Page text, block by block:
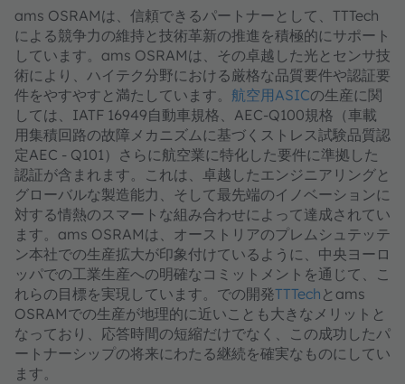
ams OSRAMは、信頼できるパートナーとして、TTTech
による競争力の維持と技術革新の推進を積極的にサポート
しています。ams OSRAMは、その卓越した光とセンサ技
術により、ハイテク分野における厳格な品質要件や認証要
件をやすやすと満たしています。 航空用ASICの生産に関
しては、IATF 16949自動車規格、AEC-Q100規格（車載
用集積回路の故障メカニズムに基づくストレス試験品質認
定AEC - Q101）さらに航空業に特化した要件に準拠した
認証が含まれます。これは、卓越したエンジニアリングと
グローバルな製造能力、そして最先端のイノベーションに
対する情熱のスマートな組み合わせによって達成されてい
ます。ams OSRAMは、オーストリアのプレムシュテッテ
ン本社での生産拡大が印象付けているように、中央ヨーロ
ッパでの工業生産への明確なコミットメントを通じて、こ
れらの目標を実現しています。での開発TTTech とams
OSRAMでの生産が地理的に近いことも大きなメリットと
なっており、応答時間の短縮だけでなく、この成功したパ
ートナーシップの将来にわたる継続を確実なものにしてい
ます。